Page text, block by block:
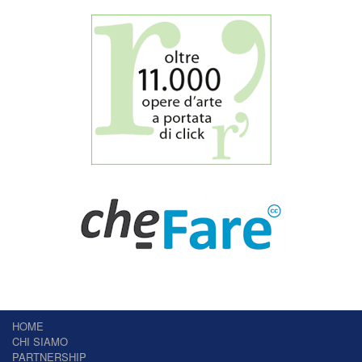
HOME
CHI SIAMO
PARTNERSHIP